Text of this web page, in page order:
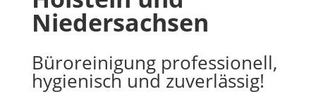
Niedersachsen
Büroreinigung professionell,
hygienisch und zuverlässig!